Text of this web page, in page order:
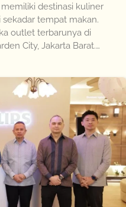
destinasi kuliner
tempat makan.
outlet terbarunya di
City, Jakarta Barat.…